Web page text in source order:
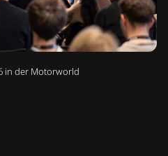
in der Motorworld